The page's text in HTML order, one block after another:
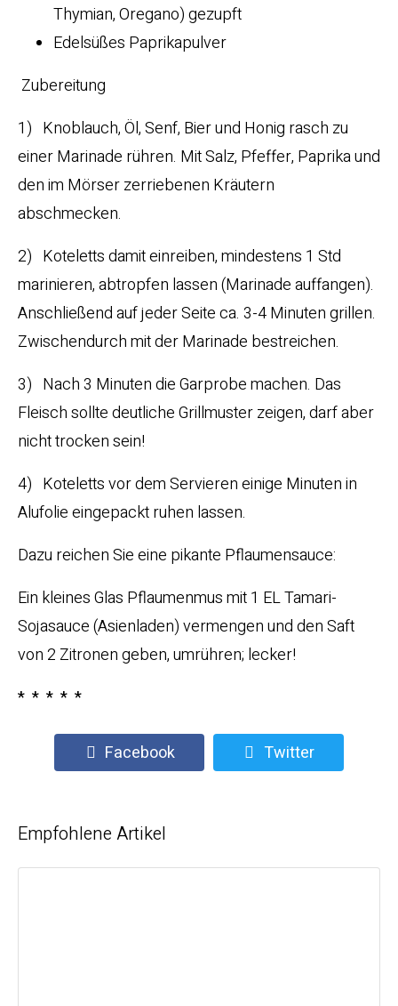
Thymian, Oregano) gezupft
Edelsüßes Paprikapulver
Zubereitung
1) Knoblauch, Öl, Senf, Bier und Honig rasch zu
einer Marinade rühren. Mit Salz, Pfeffer, Paprika und
den im Mörser zerriebenen Kräutern
abschmecken.
2) Koteletts damit einreiben, mindestens 1 Std
marinieren, abtropfen lassen (Marinade auffangen).
Anschließend auf jeder Seite ca. 3-4 Minuten grillen.
Zwischendurch mit der Marinade bestreichen.
3) Nach 3 Minuten die Garprobe machen. Das
Fleisch sollte deutliche Grillmuster zeigen, darf aber
nicht trocken sein!
4) Koteletts vor dem Servieren einige Minuten in
Alufolie eingepackt ruhen lassen.
Dazu reichen Sie eine pikante Pflaumensauce:
Ein kleines Glas Pflaumenmus mit 1 EL Tamari-
Sojasauce (Asienladen) vermengen und den Saft
von 2 Zitronen geben, umrühren; lecker!
* * * * *
Facebook Twitter
Empfohlene Artikel